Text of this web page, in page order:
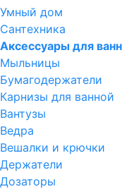
Умный дом
Сантехника
Аксессуары для
Мыльницы
Бумагодержатели
Карнизы для ванной
Вантузы
Ведра
Вешалки и крючки
Держатели
Дозаторы